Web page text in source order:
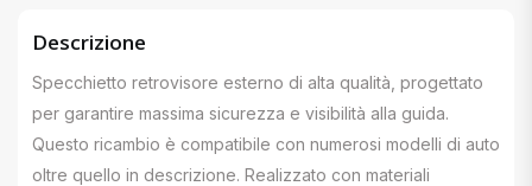
Descrizione
Specchietto retrovisore esterno di alta qualità, progettato
per garantire massima sicurezza e visibilità alla guida.
Questo ricambio è compatibile con numerosi modelli di auto
oltre quello in descrizione. Realizzato con materiali